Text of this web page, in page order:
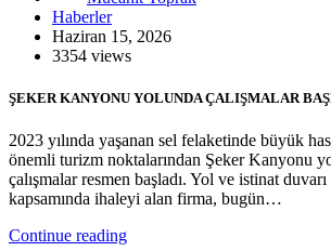
Haberler
Haziran 15, 2026
3354 views
ŞEKER KANYONU YOLUNDA ÇALIŞMALAR
2023 yılında yaşanan sel felaketinde büyük
önemli turizm noktalarından Şeker Kanyonu
çalışmalar resmen başladı. Yol ve istinat duvarı
kapsamında ihaleyi alan firma, bugün…
Continue reading